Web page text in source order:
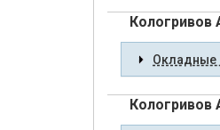
Кологривов
Окладные
Кологривов